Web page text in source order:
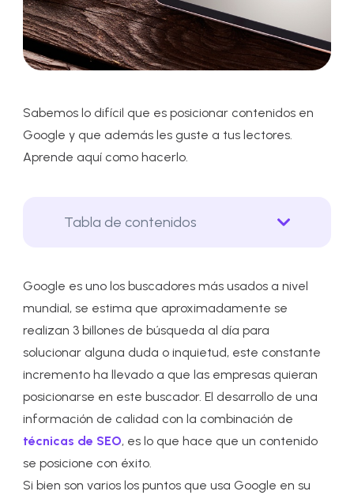
Sabemos lo difícil que es posicionar contenidos en
Google y que además les guste a tus lectores.
Aprende aquí como hacerlo.
Tabla de contenidos
Google es uno los buscadores más usados a nivel
mundial, se estima que aproximadamente se
realizan 3 billones de búsqueda al día para
solucionar alguna duda o inquietud, este constante
incremento ha llevado a que las empresas quieran
posicionarse en este buscador. El desarrollo de una
información de calidad con la combinación de
técnicas de SEO, es lo que hace que un contenido
se posicione con éxito.
Si bien son varios los puntos que usa Google en su